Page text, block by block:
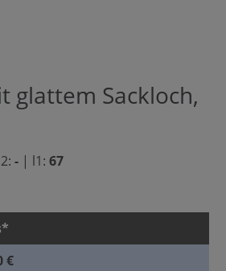
glattem Sackloch,
- | l1: 67
€